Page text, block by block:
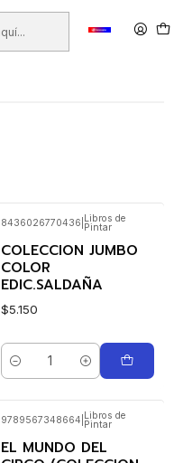
Libros de Pintar y Actividades
8436026770436 Libros de
Pintar
COLECCION JUMBO
COLOR
EDIC.SALDAÑA
$5.150
Cantidad
9789567348664 Libros de
Pintar
EL MUNDO DEL